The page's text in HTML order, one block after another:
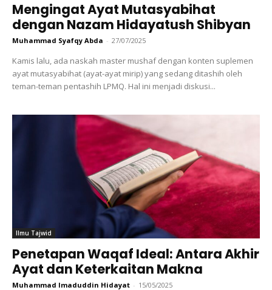
Mengingat Ayat Mutasyabihat
dengan Nazam Hidayatush Shibyan
Muhammad Syafqy Abda - 27/07/2025
Kamis lalu, ada naskah master mushaf dengan konten suplemen
ayat mutasyabihat (ayat-ayat mirip) yang sedang ditashih oleh
teman-teman pentashih LPMQ. Hal ini menjadi diskusi...
Ilmu Tajwid
Penetapan Waqaf Ideal: Antara Akhir
Ayat dan Keterkaitan Makna
Muhammad Imaduddin Hidayat - 15/05/2025